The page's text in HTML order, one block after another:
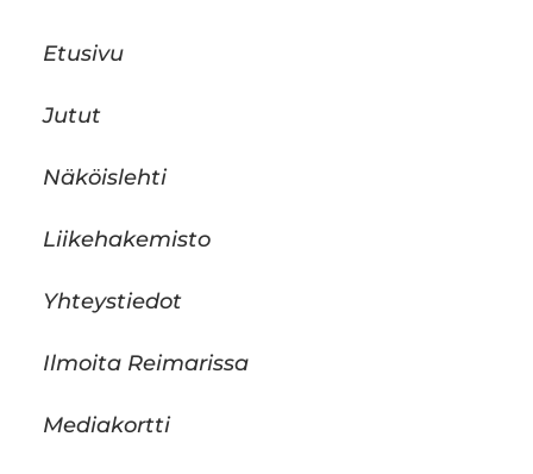
Etusivu
Jutut
Näköislehti
Liikehakemisto
Yhteystiedot
Ilmoita Reimarissa
Mediakortti